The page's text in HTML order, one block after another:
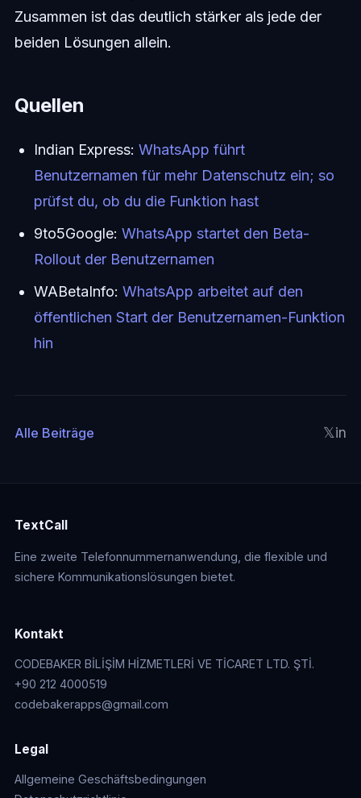
Zusammen ist das deutlich stärker als jede der
beiden Lösungen allein.
Quellen
Indian Express: WhatsApp führt
Benutzernamen für mehr Datenschutz ein; so
prüfst du, ob du die Funktion hast
9to5Google: WhatsApp startet den Beta-
Rollout der Benutzernamen
WABetaInfo: WhatsApp arbeitet auf den
öffentlichen Start der Benutzernamen-Funktion
hin
Alle Beiträge 𝕏in
TextCall
Eine zweite Telefonnummernanwendung, die flexible und
sichere Kommunikationslösungen bietet.
Kontakt
CODEBAKER BİLİŞİM HİZMETLERİ VE TİCARET LTD. ŞTİ.
+90 212 4000519
codebakerapps@gmail.com
Legal
Allgemeine Geschäftsbedingungen